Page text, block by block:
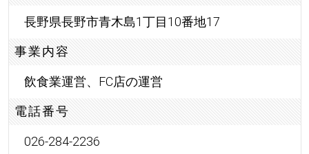
長野県長野市青木島1丁目10番地17
事業内容
飲食業運営、FC店の運営
電話番号
026-284-2236